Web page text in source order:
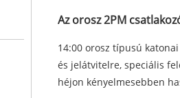
Az orosz 2PM
14:00 orosz típusú
és jelátvitelre, speciális
héjon kényelmesebben